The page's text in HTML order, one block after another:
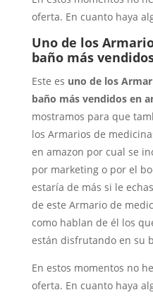
oferta. En cuanto haya
Uno de los
baño más
Este es uno de los
baño más vendidos en
mostramos para que
los Armarios de
en amazon por cual se
por marketing o por el
estaría de más si le
de este Armario de
como hablan de él los
están disfrutando en su
En estos momentos no
oferta. En cuanto haya